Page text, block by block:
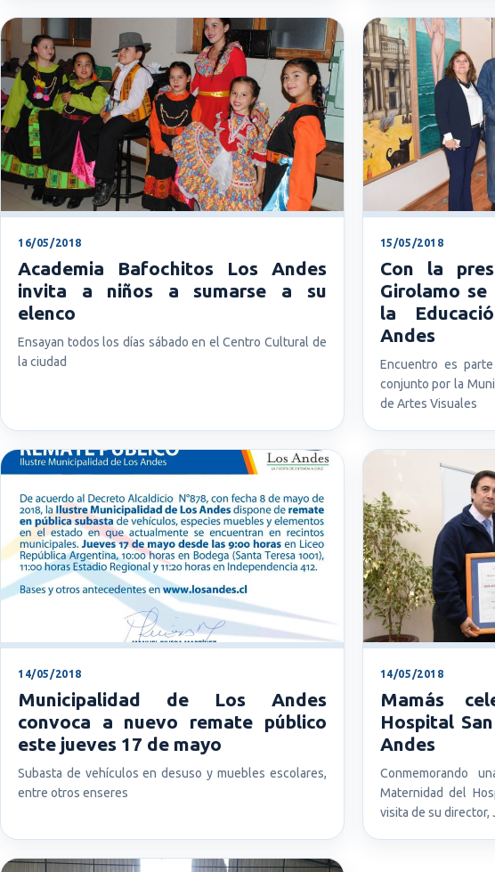
16/05/2018
Academia Bafochitos Los Andes
invita a niños a sumarse a su
elenco
Ensayan todos los días sábado en el Centro Cultural de
la ciudad
15/05/2018
Con la
Girolamo se
la
Andes
Encuentro es
conjunto por la
de Artes Visuales
14/05/2018
Municipalidad de Los Andes
convoca a nuevo remate público
este jueves 17 de mayo
Subasta de vehículos en desuso y muebles escolares,
entre otros enseres
14/05/2018
Mamás
Hospital
Andes
Conmemorando
Maternidad del
visita de su